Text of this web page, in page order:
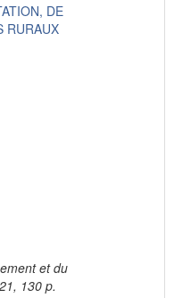
DE
RURAUX
et du
130 p.